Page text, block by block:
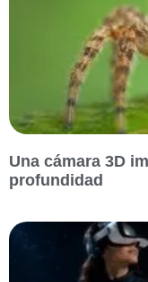
Una cámara 3D
profundidad